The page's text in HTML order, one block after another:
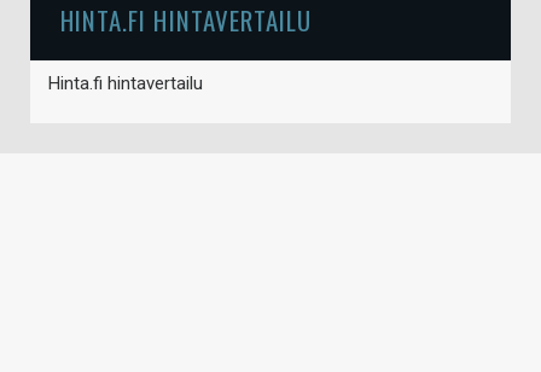
HINTA.FI HINTAVERTAILU
Hinta.fi hintavertailu